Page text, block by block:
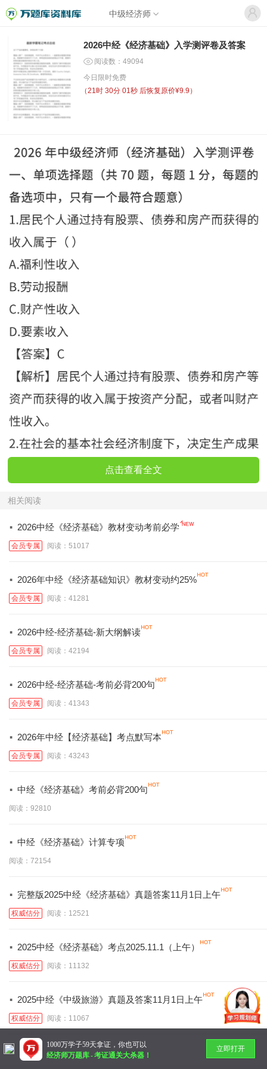
中级经济师
2026中经《经济基础》入学测评卷及答案
阅读数：49094
今日限时免费
（21时 30分 01秒 后恢复原价¥9.9）
点击查看全文
相关阅读
· 2026中经《经济基础》教材变动考前必学
会员专属 阅读：51017
· 2026年中经《经济基础知识》教材变动约25%
会员专属 阅读：41281
· 2026中经-经济基础-新大纲解读
会员专属 阅读：42194
· 2026中经-经济基础-考前必背200句
会员专属 阅读：41343
· 2026年中经【经济基础】考点默写本
会员专属 阅读：43243
· 中经《经济基础》考前必背200句
阅读：92810
· 中经《经济基础》计算专项
阅读：72154
· 完整版2025中经《经济基础》真题答案11月1日上午
权威估分 阅读：12521
· 2025中经《经济基础》考点2025.11.1（上午）
权威估分 阅读：11132
· 2025中经《中级旅游》真题及答案11月1日上午
权威估分 阅读：11067
暂无更多
1000万学子59天拿证，你也可以
经济师万题库-考证通关大杀器！
立即打开